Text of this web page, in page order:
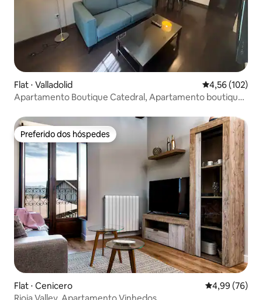
Flat ⋅ Valladolid 4,56 de uma
4,56 (102)
Apartamento Boutique Catedral, Apartamento boutique
Preferido dos hóspedes
Preferido dos hóspedes
Flat ⋅ Cenicero 4,99 de uma
4,99 (76)